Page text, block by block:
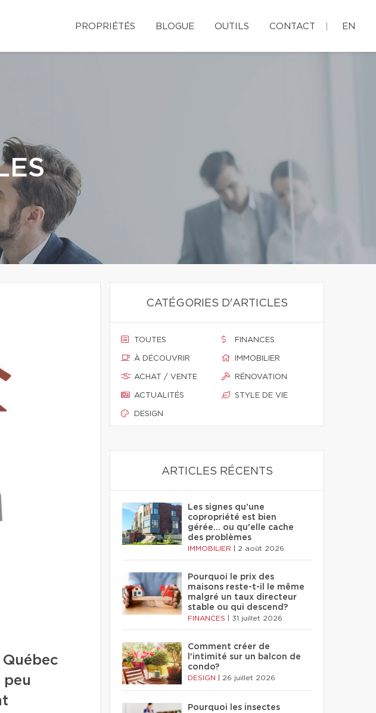
PROPRIÉTÉS BLOGUE OUTILS CONTACT EN
peu
CATÉGORIES D'ARTICLES
TOUTES
À DÉCOUVRIR
ACHAT / VENTE
ACTUALITÉS
DESIGN
FINANCES
IMMOBILIER
RÉNOVATION
STYLE DE VIE
ARTICLES RÉCENTS
Les signes qu'une
copropriété est bien
gérée… ou qu'elle cache
des problèmes
IMMOBILIER 2 août 2026
Pourquoi le prix des
maisons reste-t-il le même
malgré un taux directeur
stable ou qui descend?
FINANCES 31 juillet 2026
Comment créer de
l'intimité sur un balcon de
condo?
DESIGN 26 juillet 2026
Pourquoi les insectes